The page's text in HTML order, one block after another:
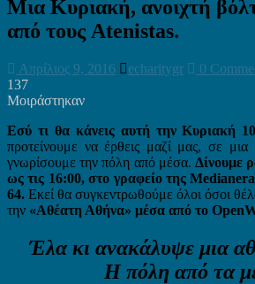
Μια Κυριακή, ανοιχτή
από τους Atenistas.
Απρίλιος 9, 2016 echaritygr
0
137
Μοιράστηκαν
Εσύ τι θα κάνεις αυτή την Κυριακή
προτείνουμε να έρθεις μαζί μας, σε
γνωρίσουμε την πόλη από μέσα.Δίνουμε
ως τις 16:00, στο γραφείο της
64. Εκεί θα συγκεντρωθούμε όλοι όσοι
την «Αθέατη Αθήνα» μέσα από το
Έλα κι ανακάλυψε μια
H πόλη από τα